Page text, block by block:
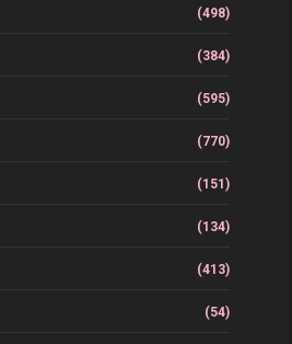
(498)
(384)
(595)
(770)
(151)
(134)
(413)
(54)